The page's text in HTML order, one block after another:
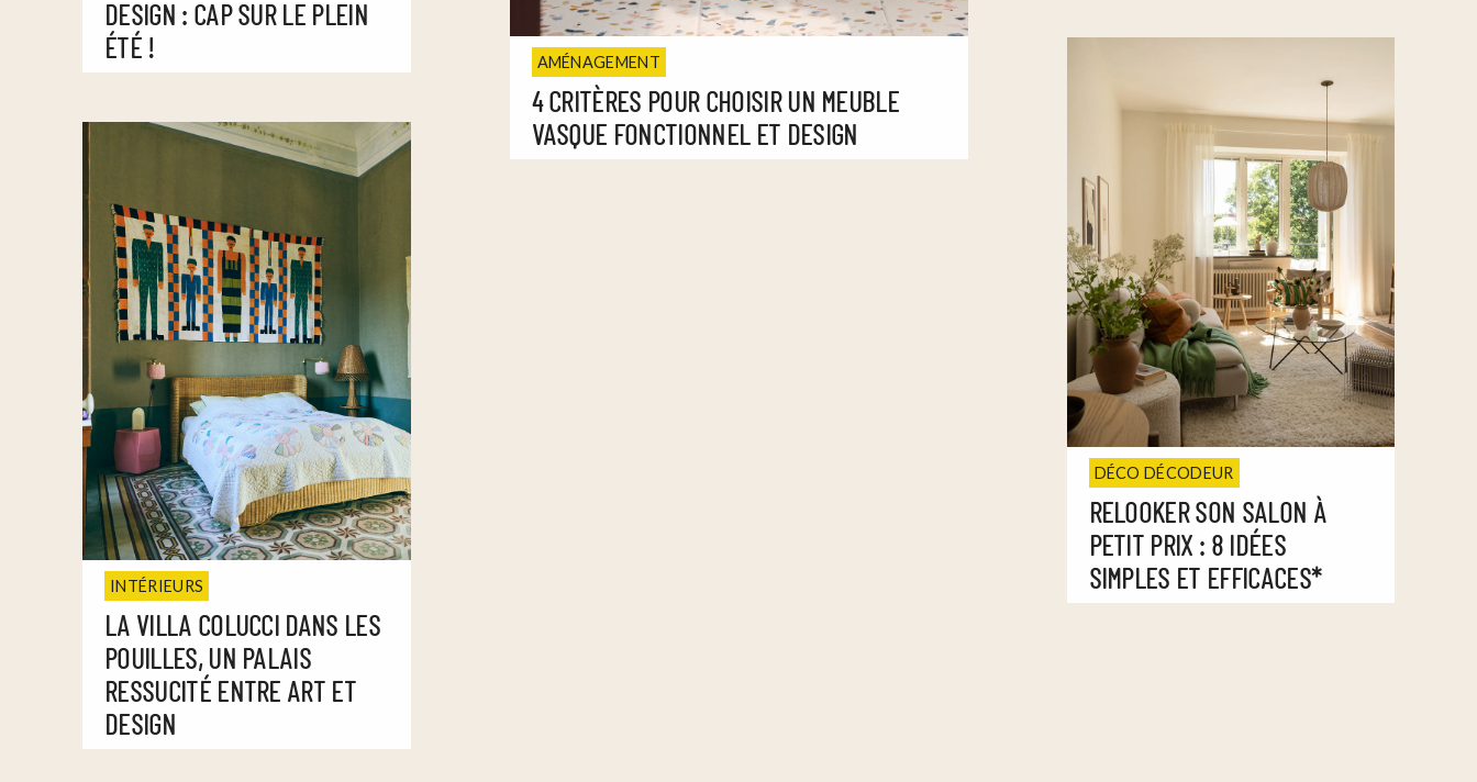
DESIGN : CAP SUR LE PLEIN
ÉTÉ !
INTÉRIEURS
LA VILLA COLUCCI DANS LES
POUILLES, UN PALAIS
RESSUCITÉ ENTRE ART ET
DESIGN
AMÉNAGEMENT
4 CRITÈRES POUR CHOISIR UN MEUBLE
VASQUE FONCTIONNEL ET DESIGN
DÉCO DÉCODEUR
RELOOKER SON SALON À
PETIT PRIX : 8 IDÉES
SIMPLES ET EFFICACES*